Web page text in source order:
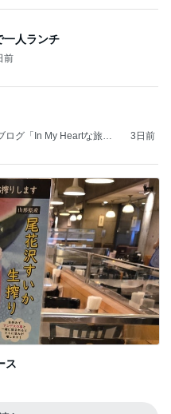
一人ランチ
前
グ「In My Heartな旅日
3日前
ス